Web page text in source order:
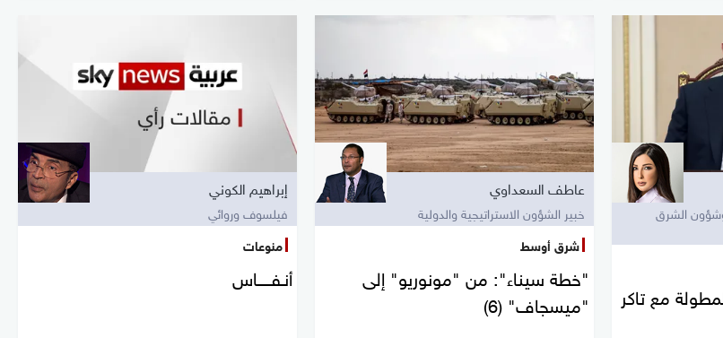
الشرق
مع تاكر
عاطف السعداوي
خبير الشؤون الاستراتيجية والدولية
شرق أوسط
"خطة سيناء": من "مونوريو" إلى
"ميسجاف" (6)
إبراهيم الكوني
فيلسوف وروائي
منوعات
أنـفـــــاس